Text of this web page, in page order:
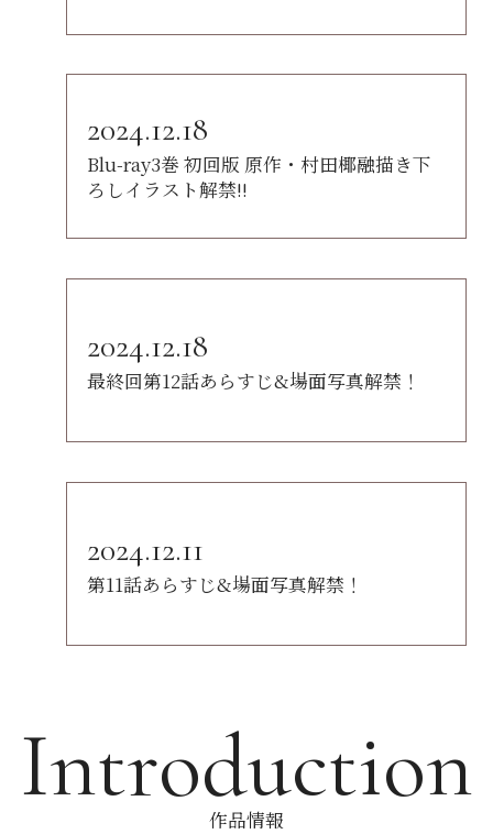
2024.12.18
Blu-ray3巻 初回版 原作・村田椰融描き下
ろしイラスト解禁!!
2024.12.18
最終回第12話あらすじ&場面写真解禁！
2024.12.11
第11話あらすじ&場面写真解禁！
Introduction
作品情報